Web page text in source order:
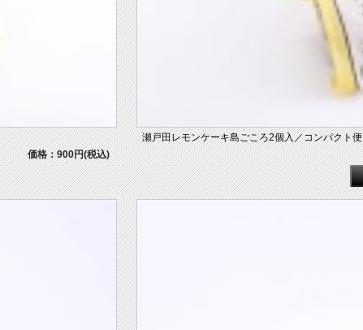
価格：900円(税込)
瀬戸田レモンケーキ島ごころ2個入／コンパクト便